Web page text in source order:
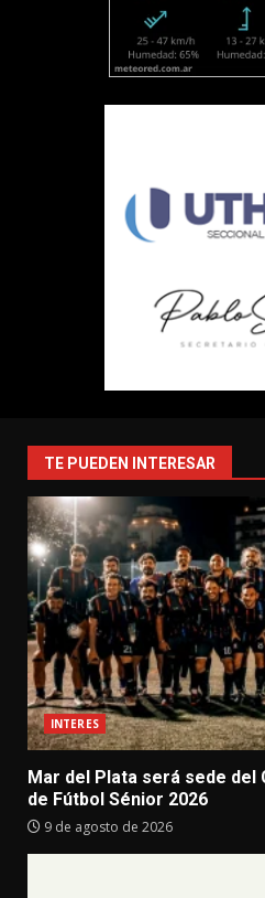
TE PUEDEN INTERESAR
INTERES
Mar del Plata será sede del
de Fútbol Sénior 2026
9 de agosto de 2026